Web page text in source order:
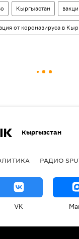
Кыргызстан
от коронавируса в
Кыргызстан
РАДИО
VK